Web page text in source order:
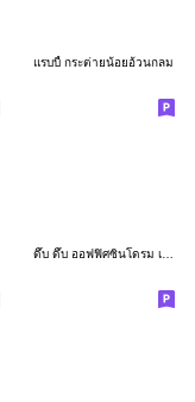
แรบบี้ กระต่ายน้อยอ้วนกลม
ดึ๊บ ดึ๊บ ออฟฟิศซินโดรม เจ็ด